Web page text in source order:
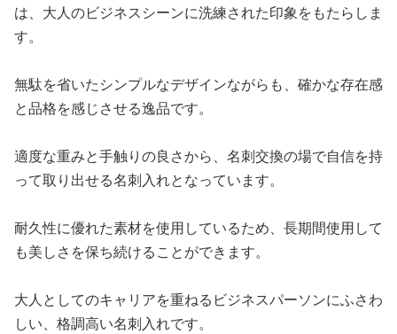
は、大人のビジネスシーンに洗練された印象をもたらしま
す。
無駄を省いたシンプルなデザインながらも、確かな存在感
と品格を感じさせる逸品です。
適度な重みと手触りの良さから、名刺交換の場で自信を持
って取り出せる名刺入れとなっています。
耐久性に優れた素材を使用しているため、長期間使用して
も美しさを保ち続けることができます。
大人としてのキャリアを重ねるビジネスパーソンにふさわ
しい、格調高い名刺入れです。